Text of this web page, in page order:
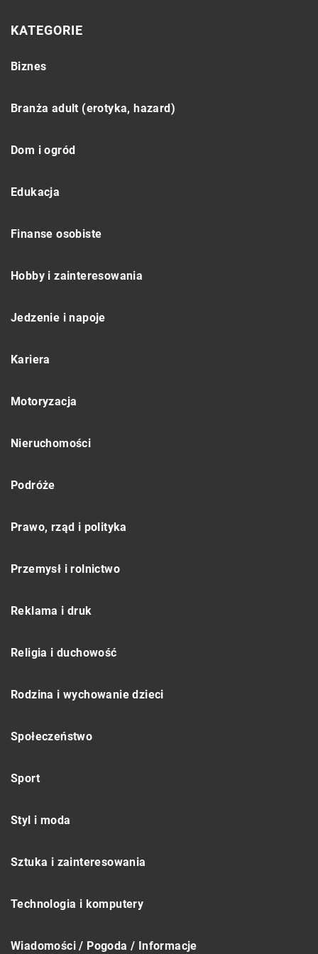
KATEGORIE
Biznes
Branża adult (erotyka, hazard)
Dom i ogród
Edukacja
Finanse osobiste
Hobby i zainteresowania
Jedzenie i napoje
Kariera
Motoryzacja
Nieruchomości
Podróże
Prawo, rząd i polityka
Przemysł i rolnictwo
Reklama i druk
Religia i duchowość
Rodzina i wychowanie dzieci
Społeczeństwo
Sport
Styl i moda
Sztuka i zainteresowania
Technologia i komputery
Wiadomości / Pogoda / Informacje